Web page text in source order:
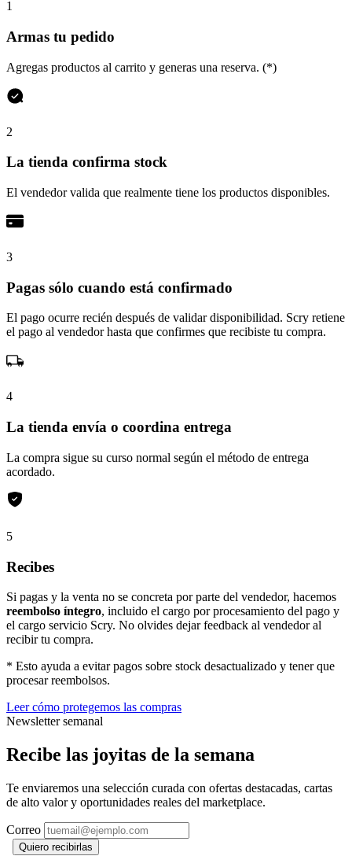
1
Armas tu pedido
Agregas productos al carrito y generas una reserva. (*)
2
La tienda confirma stock
El vendedor valida que realmente tiene los productos disponibles.
3
Pagas sólo cuando está confirmado
El pago ocurre recién después de validar disponibilidad. Scry retiene
el pago al vendedor hasta que confirmes que recibiste tu compra.
4
La tienda envía o coordina entrega
La compra sigue su curso normal según el método de entrega
acordado.
5
Recibes
Si pagas y la venta no se concreta por parte del vendedor, hacemos
reembolso íntegro, incluido el cargo por procesamiento del pago y
el cargo servicio Scry. No olvides dejar feedback al vendedor al
recibir tu compra.
* Esto ayuda a evitar pagos sobre stock desactualizado y tener que
procesar reembolsos.
Leer cómo protegemos las compras
Newsletter semanal
Recibe las joyitas de la semana
Te enviaremos una selección curada con ofertas destacadas, cartas
de alto valor y oportunidades reales del marketplace.
Correo
Quiero recibirlas